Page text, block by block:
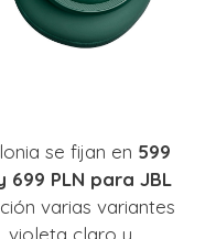
se fijan en 599
699 PLN para JBL
varias variantes
violeta claro y